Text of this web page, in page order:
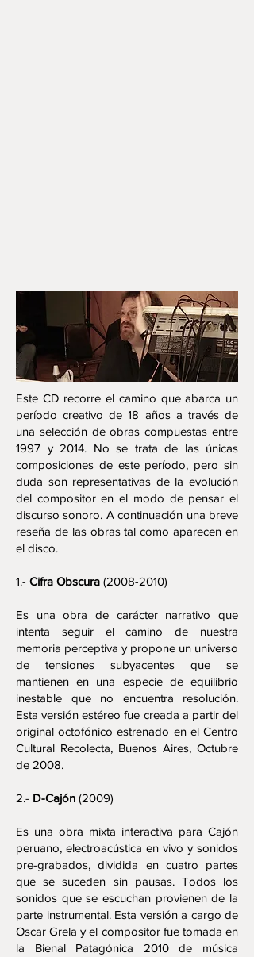
Este CD recorre el camino que abarca un
período creativo de 18 años a través de
una selección de obras compuestas entre
1997 y 2014. No se trata de las únicas
composiciones de este período, pero sin
duda son representativas de la evolución
del compositor en el modo de pensar el
discurso sonoro. A continuación una breve
reseña de las obras tal como aparecen en
el disco.
1.- Cifra Obscura (2008-2010)
Es una obra de carácter narrativo que
intenta seguir el camino de nuestra
memoria perceptiva y propone un universo
de tensiones subyacentes que se
mantienen en una especie de equilibrio
inestable que no encuentra resolución.
Esta versión estéreo fue creada a partir del
original octofónico estrenado en el Centro
Cultural Recolecta, Buenos Aires, Octubre
de 2008.
2.- D-Cajón (2009)
Es una obra mixta interactiva para Cajón
peruano, electroacústica en vivo y sonidos
pre-grabados, dividida en cuatro partes
que se suceden sin pausas. Todos los
sonidos que se escuchan provienen de la
parte instrumental. Esta versión a cargo de
Oscar Grela y el compositor fue tomada en
la Bienal Patagónica 2010 de música